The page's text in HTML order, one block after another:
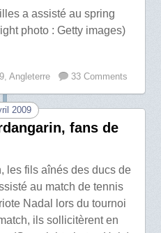
a assisté au spring
photo : Getty images)
,Angleterre 33 Comments
2009
fans de
les fils aînés des ducs de
au match de tennis
Nadal lors du tournoi
ils sollicitèrent en